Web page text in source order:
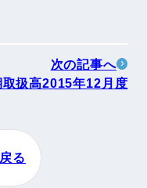
次の記事へ
取扱高2015年12月度
る